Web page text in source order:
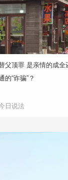
父顶罪 是亲情的成全
的“诈骗”？
日说法